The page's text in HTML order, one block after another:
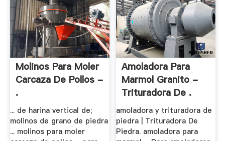
Molinos Para Moler
Carcaza De Pollos -
.
... de harina vertical de;
molinos de grano de piedra
... molinos para moler
Amoladora Para
Marmol Granito -
Trituradora De .
amoladora y trituradora de
piedra | Trituradora De
Piedra. amoladora para